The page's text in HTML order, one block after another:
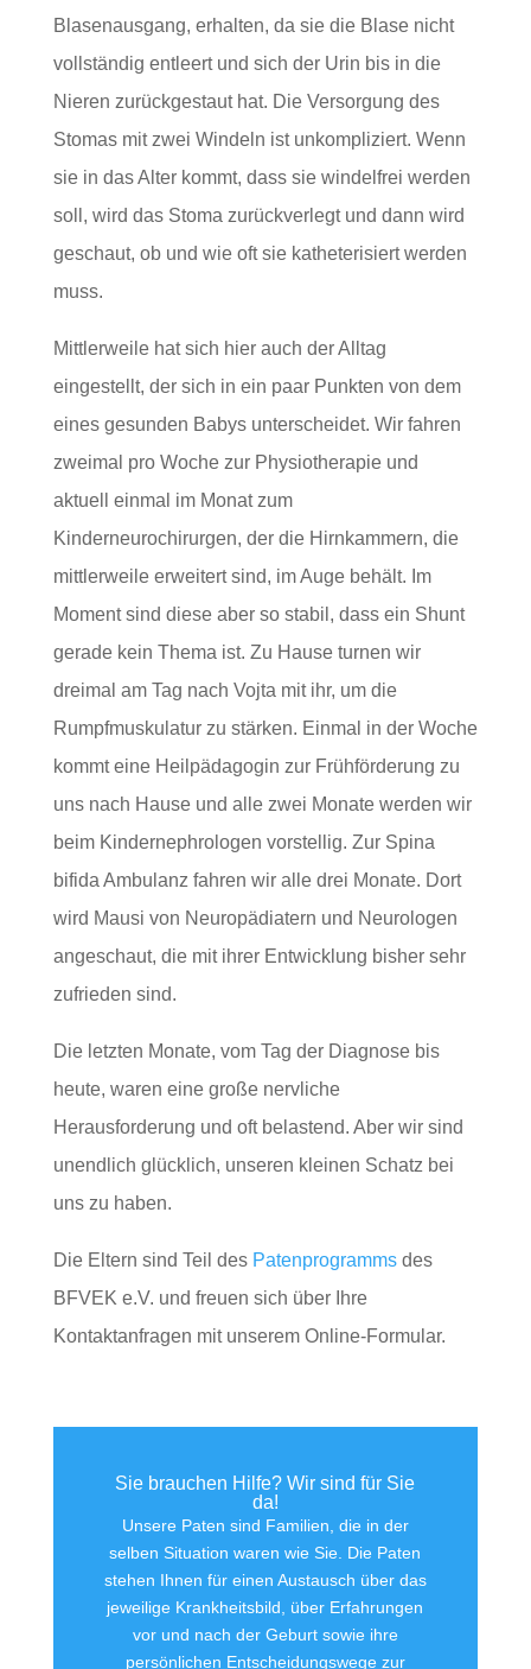
Blasenausgang, erhalten, da sie die Blase nicht
vollständig entleert und sich der Urin bis in die
Nieren zurückgestaut hat. Die Versorgung des
Stomas mit zwei Windeln ist unkompliziert. Wenn
sie in das Alter kommt, dass sie windelfrei werden
soll, wird das Stoma zurückverlegt und dann wird
geschaut, ob und wie oft sie katheterisiert werden
muss.
Mittlerweile hat sich hier auch der Alltag
eingestellt, der sich in ein paar Punkten von dem
eines gesunden Babys unterscheidet. Wir fahren
zweimal pro Woche zur Physiotherapie und
aktuell einmal im Monat zum
Kinderneurochirurgen, der die Hirnkammern, die
mittlerweile erweitert sind, im Auge behält. Im
Moment sind diese aber so stabil, dass ein Shunt
gerade kein Thema ist. Zu Hause turnen wir
dreimal am Tag nach Vojta mit ihr, um die
Rumpfmuskulatur zu stärken. Einmal in der Woche
kommt eine Heilpädagogin zur Frühförderung zu
uns nach Hause und alle zwei Monate werden wir
beim Kindernephrologen vorstellig. Zur Spina
bifida Ambulanz fahren wir alle drei Monate. Dort
wird Mausi von Neuropädiatern und Neurologen
angeschaut, die mit ihrer Entwicklung bisher sehr
zufrieden sind.
Die letzten Monate, vom Tag der Diagnose bis
heute, waren eine große nervliche
Herausforderung und oft belastend. Aber wir sind
unendlich glücklich, unseren kleinen Schatz bei
uns zu haben.
Die Eltern sind Teil des Patenprogrammsdes
BFVEK e.V. und freuen sich über Ihre
Kontaktanfragen mit unserem Online-Formular.
Sie brauchen Hilfe? Wir sind für Sie
da!
Unsere Paten sind Familien, die in der
selben Situation waren wie Sie. Die Paten
stehen Ihnen für einen Austausch über das
jeweilige Krankheitsbild, über Erfahrungen
vor und nach der Geburt sowie ihre
persönlichen Entscheidungswege zur